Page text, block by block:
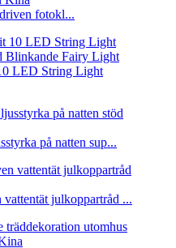
fotokl...
LED String Light
på natten sup...
julkoppartråd ...